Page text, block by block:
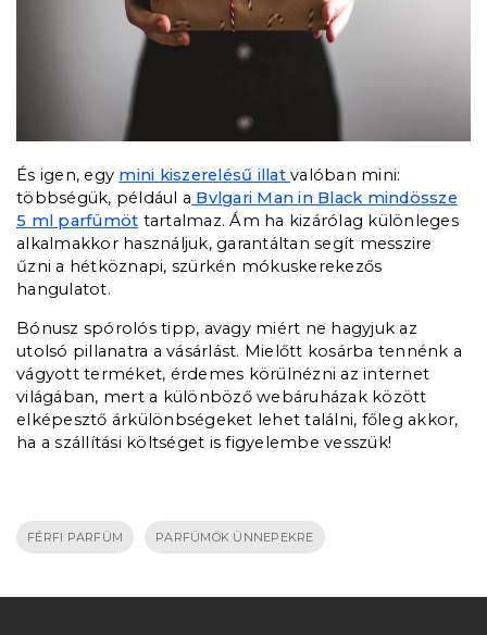
És igen, egy mini kiszerelésű illat valóban mini:
többségük, például a Bvlgari Man in Black mindössze
5 ml parfümöt tartalmaz. Ám ha kizárólag különleges
alkalmakkor használjuk, garantáltan segít messzire
űzni a hétköznapi, szürkén mókuskerekezős
hangulatot.
Bónusz spórolós tipp, avagy miért ne hagyjuk az
utolsó pillanatra a vásárlást. Mielőtt kosárba tennénk a
vágyott terméket, érdemes körülnézni az internet
világában, mert a különböző webáruházak között
elképesztő árkülönbségeket lehet találni, főleg akkor,
ha a szállítási költséget is figyelembe vesszük!
FÉRFI PARFÜM PARFÜMÖK ÜNNEPEKRE